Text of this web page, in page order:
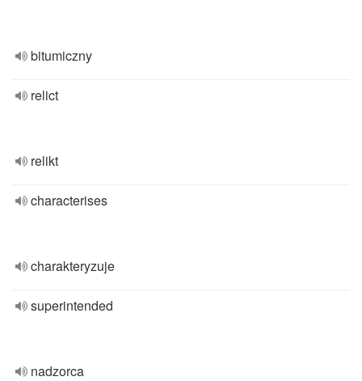
bitumiczny
relict
relikt
characterises
charakteryzuje
superintended
nadzorca